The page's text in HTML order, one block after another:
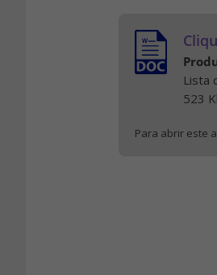
Lista
523
Para abrir este